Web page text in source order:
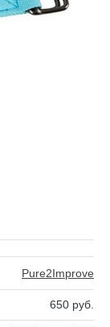
Pure2Improve
650 руб.